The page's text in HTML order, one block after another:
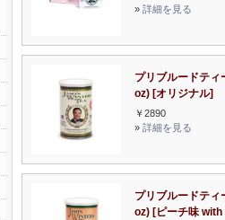
» 詳細を見る
プリブルードティ
oz) [オリジナル]
￥2890
» 詳細を見る
プリブルードティ
oz) [ピーチ味 with